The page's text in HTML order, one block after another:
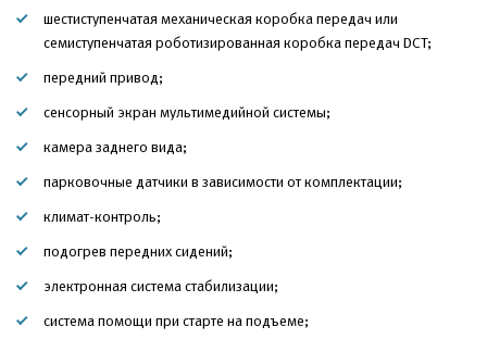
шестиступенчатая механическая коробка передач или
семиступенчатая роботизированная коробка передач DCT;
передний привод;
сенсорный экран мультимедийной системы;
камера заднего вида;
парковочные датчики в зависимости от комплектации;
климат-контроль;
подогрев передних сидений;
электронная система стабилизации;
система помощи при старте на подъеме;